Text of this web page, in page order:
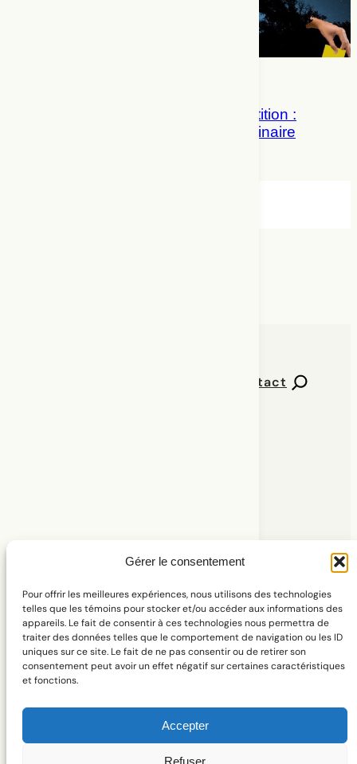
Gérer le consentement
Pour offrir les meilleures expériences, nous utilisons des technologies
telles que les témoins pour stocker et/ou accéder aux informations des
appareils. Le fait de consentir à ces technologies nous permettra de
traiter des données telles que le comportement de navigation ou les ID
uniques sur ce site. Le fait de ne pas consentir ou de retirer son
consentement peut avoir un effet négatif sur certaines caractéristiques
et fonctions.
Accepter
Refuser
Leslie Baker, The Bakery et la partition :
un processus créateur multidisciplinaire
Contact
ISSN 2563-660X